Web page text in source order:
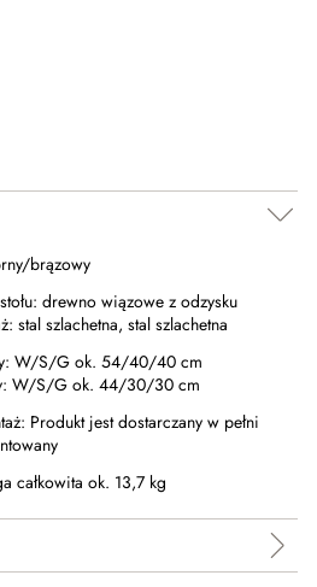
brązowy
drewno wiązowe z odzysku
stal szlachetna, stal szlachetna
W/S/G ok. 54/40/40 cm
W/S/G ok. 44/30/30 cm
Produkt jest dostarczany w pełni
całkowita ok. 13,7 kg